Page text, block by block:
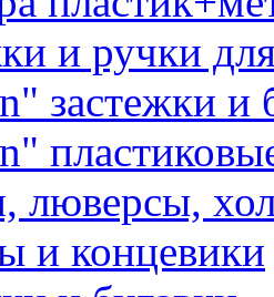
и ручки
застежки и
люверсы,
и концевики